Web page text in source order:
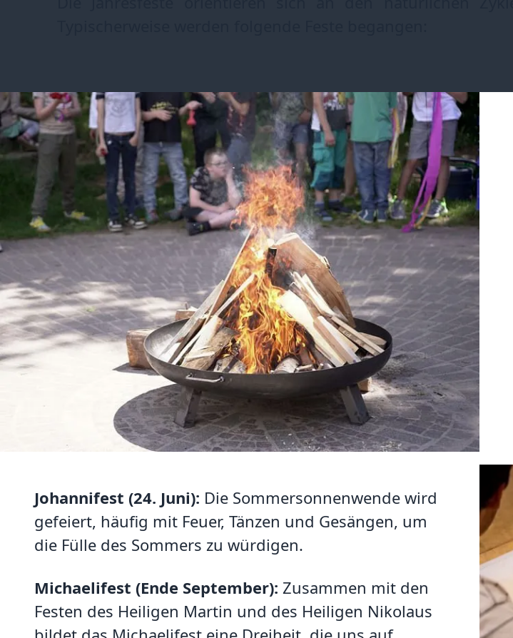
Johannifest (24. Juni): Die Sommersonnenwende wird
gefeiert, häufig mit Feuer, Tänzen und Gesängen, um
die Fülle des Sommers zu würdigen.
Michaelifest (Ende September): Zusammen mit den
Festen des Heiligen Martin und des Heiligen Nikolaus